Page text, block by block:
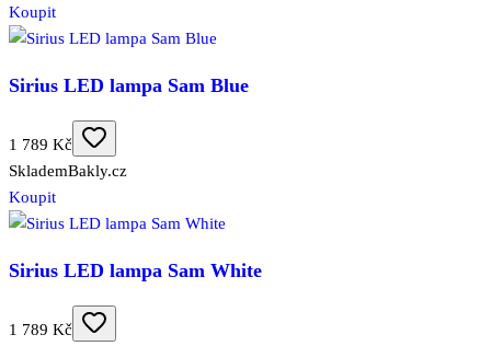
Koupit
Sirius LED lampa Sam Blue
1 789 Kč
SklademBakly.cz
Koupit
Sirius LED lampa Sam White
1 789 Kč